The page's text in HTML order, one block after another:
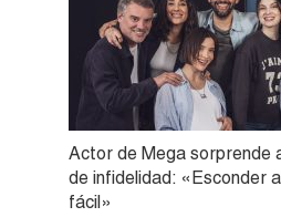
Actor de Mega sorprende
de infidelidad: «Esconder
fácil»